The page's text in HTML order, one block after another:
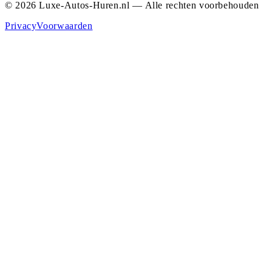
© 2026 Luxe-Autos-Huren.nl — Alle rechten voorbehouden
PrivacyVoorwaarden